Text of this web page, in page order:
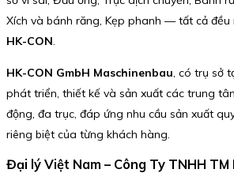
Xích và bánh răng, Kẹp phanh — tất cả
HK-CON
HK-CON GmbH Maschinenbau , có trụ sở
phát triển, thiết kế và sản xuất các trung
động, đa trục, đáp ứng nhu cầu sản xuất
riêng biệt của từng khách hàng.
Đại lý Việt Nam – Công Ty TNHH